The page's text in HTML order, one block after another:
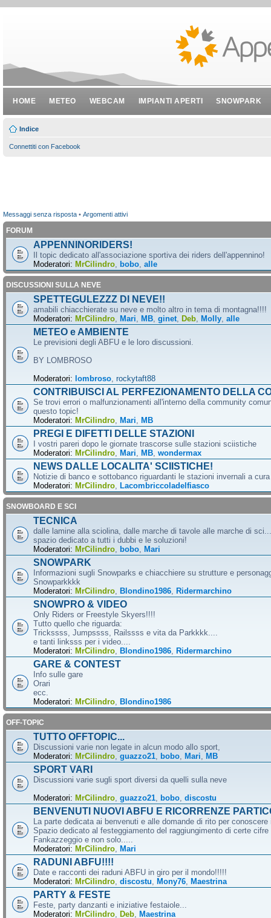
HOME METEO WEBCAM IMPIANTI APERTI SNOWPARK
Indice
Connettiti con Facebook
Messaggi senza risposta • Argomenti attivi
FORUM
APPENNINORIDERS!
Il topic dedicato all'associazione sportiva dei riders dell'appennino!
Moderatori: MrCilindro bobo alle
DISCUSSIONI SULLA NEVE
SPETTEGULEZZZ DI NEVE!!
amabili chiacchierate su neve e molto altro in tema di montagna!!!!
Moderatori: MrCilindro Mari MB ginet Deb Molly alle
METEO e AMBIENTE
Le previsioni degli ABFU e le loro discussioni.
BY LOMBROSO
Moderatori: lombroso rockytaft88
CONTRIBUISCI AL PERFEZIONAMENTO DELLA
Se trovi errori o malfunzionamenti all'interno della community
questo topic!
Moderatori: MrCilindro Mari MB
PREGI E DIFETTI DELLE STAZIONI
I vostri pareri dopo le giornate trascorse sulle stazioni sciistiche
Moderatori: MrCilindro Mari MB wondermax
NEWS DALLE LOCALITA' SCIISTICHE!
Notizie di banco e sottobanco riguardanti le stazioni invernali a
Moderatori: MrCilindro Lacombriccoladelfiasco
SNOWBOARD E SCI
TECNICA
dalle lamine alla sciolina, dalle marche di tavole alle marche di
spazio dedicato a tutti i dubbi e le soluzioni!
Moderatori: MrCilindro bobo Mari
SNOWPARK
Informazioni sugli Snowparks e chiacchiere su strutture e
Snowparkkkk
Moderatori: MrCilindro Blondino1986 Ridermarchino
SNOWPRO & VIDEO
Only Riders or Freestyle Skyers!!!!
Tutto quello che riguarda:
Trickssss, Jumpssss, Railssss e vita da Parkkkk....
e tanti linksss per i video....
Moderatori: MrCilindro Blondino1986 Ridermarchino
GARE & CONTEST
Info sulle gare
Orari
ecc.
Moderatori: MrCilindro Blondino1986
OFF-TOPIC
TUTTO OFFTOPIC...
Discussioni varie non legate in alcun modo allo sport,
Moderatori: MrCilindro guazzo21 bobo Mari MB
SPORT VARI
Discussioni varie sugli sport diversi da quelli sulla neve
Moderatori: MrCilindro guazzo21 bobo discostu
BENVENUTI NUOVI ABFU E RICORRENZE
La parte dedicata ai benvenuti e alle domande di rito per
Spazio dedicato al festeggiamento del raggiungimento di certe cifre
Fankazzeggio e non solo.....
Moderatori: MrCilindro Mari
RADUNI ABFU!!!!
Date e racconti dei raduni ABFU in giro per il mondo!!!!!
Moderatori: MrCilindro discostu Mony76 Maestrina
PARTY & FESTE
Feste, party danzanti e iniziative festaiole...
Moderatori: MrCilindro Deb Maestrina